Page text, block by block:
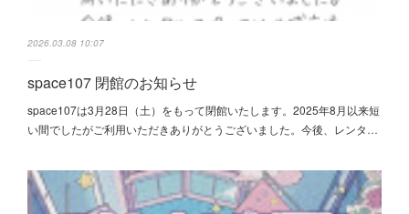
2026.03.08 10:07
space107 閉館のお知らせ
space107は3月28日（土）をもって閉館いたします。2025年8月以来短
い間でしたがご利用いただきありがとうございました。今後、レンタ…